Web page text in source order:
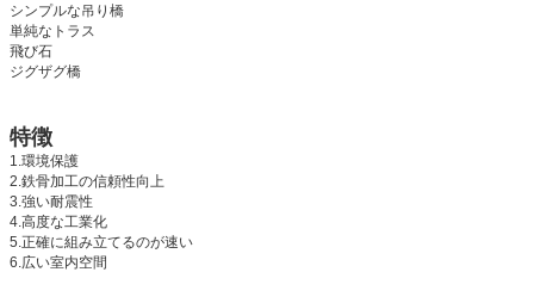
シンプルな吊り橋
単純なトラス
飛び石
ジグザグ橋
特徴
1.環境保護
2.鉄骨加工の信頼性向上
3.強い耐震性
4.高度な工業化
5.正確に組み立てるのが速い
6.広い室内空間